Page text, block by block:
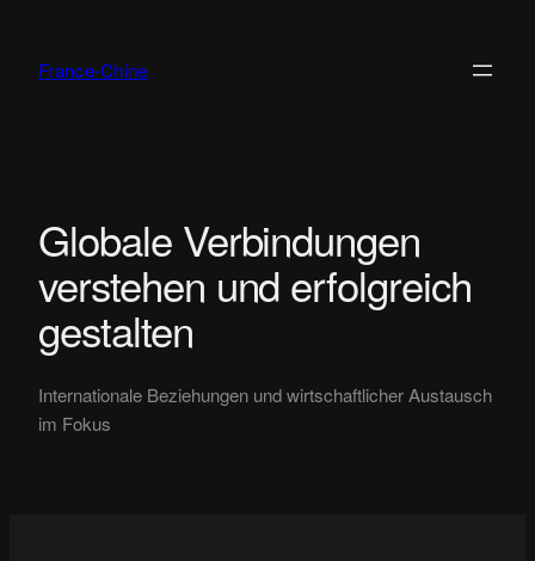
springen
France-Chine
Globale Verbindungen
verstehen und erfolgreich
gestalten
Internationale Beziehungen und wirtschaftlicher Austausch
im Fokus